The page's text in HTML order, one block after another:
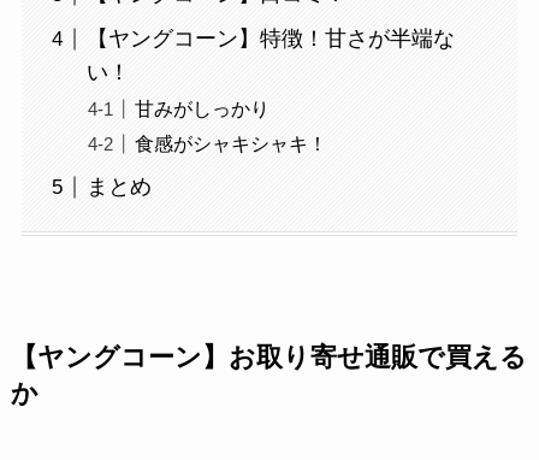
【ヤングコーン】特徴！甘さが半端な
い！
甘みがしっかり
食感がシャキシャキ！
まとめ
【ヤングコーン】お取り寄せ通販で買える
か